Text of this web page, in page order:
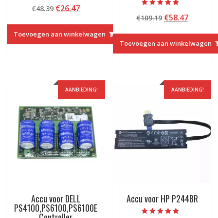
5.00
van 5
€48.39 Oorspronkelijke
was:
€48.39.
€26.47Huidige
is:
€26.47.
Toevoegen aan winkelwagen
5.00
van 5
€109.19
was:
€109.19.
€58.47Huidige
is:
€58.47.
Toevoegen aan winkelwagen
AANBIEDING!
Accu voor DELL
PS4100,PS6100,PS6100E
AANBIEDING!
Accu voor HP P244BR